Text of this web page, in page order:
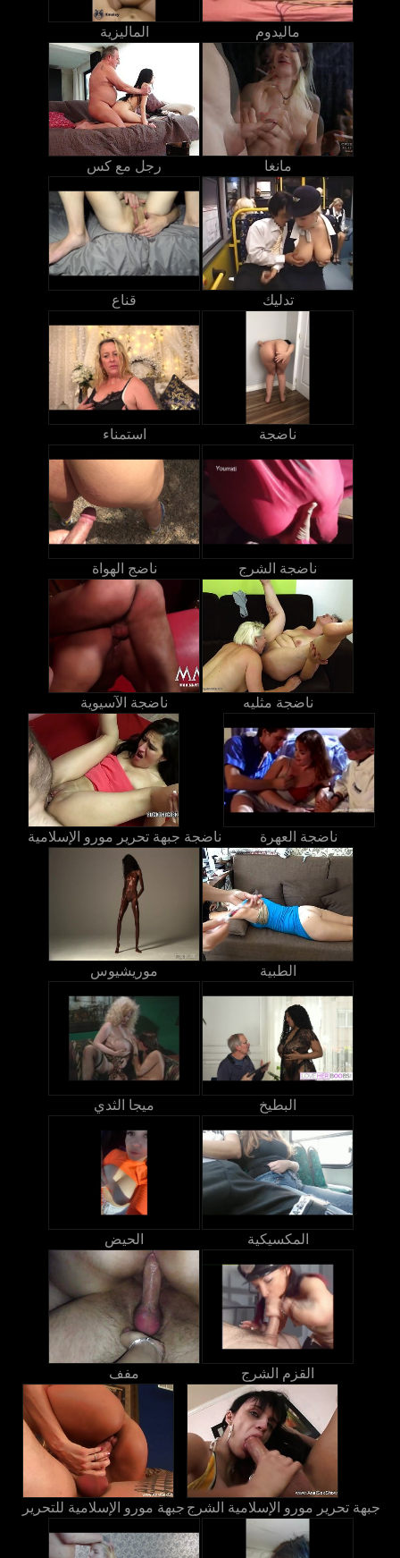
الماليزية ماليدوم
رجل مع كس مانغا
قناع تدليك
استمناء ناضجة
ناضج الهواة ناضجة الشرج
ناضجة الآسيوية ناضجة مثليه
ناضجة جبهة تحرير مورو الإسلامية ناضجة العهرة
موريشيوس الطبية
ميجا الثدي البطيخ
الحيض المكسيكية
مفف القزم الشرج
جبهة مورو الإسلامية للتحرير جبهة تحرير مورو الإسلامية الشرج